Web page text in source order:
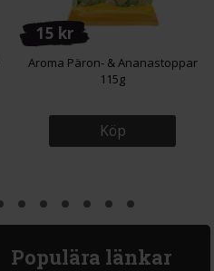
15 kr
Aroma Päron- & Ananastoppar
115g
Köp
Populära länkar